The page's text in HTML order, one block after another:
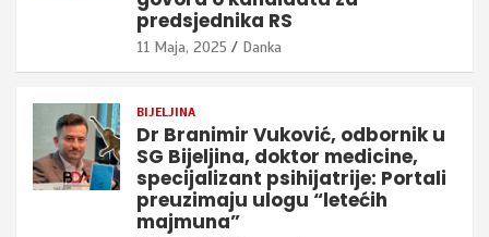
predsjednika RS
11 Maja, 2025 Danka
BIJELJINA
Dr Branimir Vuković, odbornik u
SG Bijeljina, doktor medicine,
specijalizant psihijatrije: Portali
preuzimaju ulogu “letećih
majmuna”